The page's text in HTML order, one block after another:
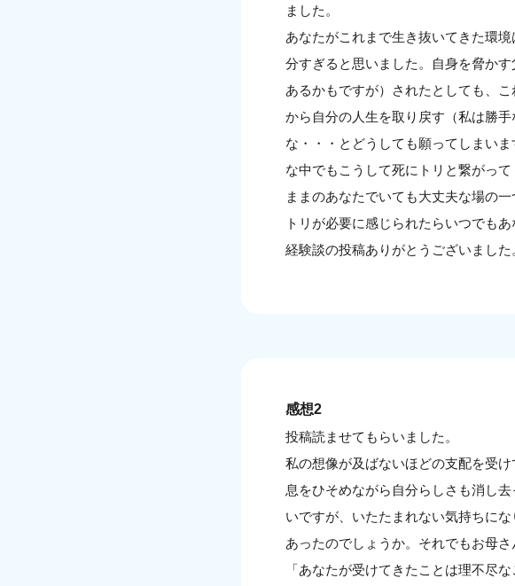
ました。
あなたがこれまで生き抜いてきた環
分すぎると思いました。自身を脅か
あるかもですが）されたとしても、
から自分の人生を取り戻す（私は勝
な・・・とどうしても願ってしまい
な中でもこうして死にトリと繋がっ
ままのあなたでいても大丈夫な場の
トリが必要に感じられたらいつでも
経験談の投稿ありがとうございました
感想2
投稿読ませてもらいました。
私の想像が及ばないほどの支配を受
息をひそめながら自分らしさも消し
いですが、いたたまれない気持ちに
あったのでしょうか。それでもお母
「あなたが受けてきたことは理不尽